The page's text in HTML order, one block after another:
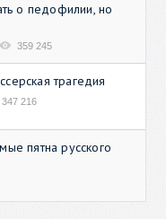
о педофилии, но
359 245
трагедия
347 216
пятна русского